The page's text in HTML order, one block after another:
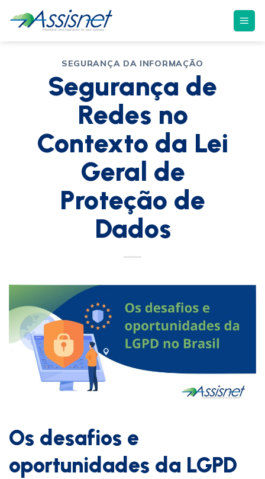
SEGURANÇA DA INFORMAÇÃO
Segurança de
Redes no
Contexto da Lei
Geral de
Proteção de
Dados
Os desafios e
oportunidades da LGPD